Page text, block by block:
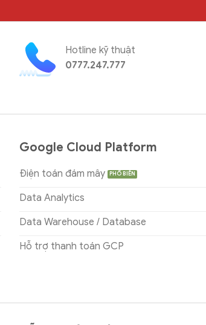
Hotline kỹ thuật
0777.247.777
Google Cloud Platform
Điện toán đám mây
Data Analytics
Data Warehouse / Database
Hỗ trợ thanh toán GCP